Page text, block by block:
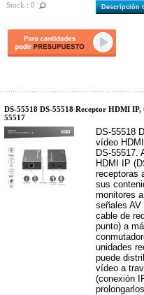
Stock : 0 Descripción
DS-55518 DS-55518 Receptor HDMI
55517
DS-55518
vídeo
DS-55517.
HDMI IP
receptoras
sus
monitores
señales
cable de
punto) a
unidades
puede
vídeo a
(conexión